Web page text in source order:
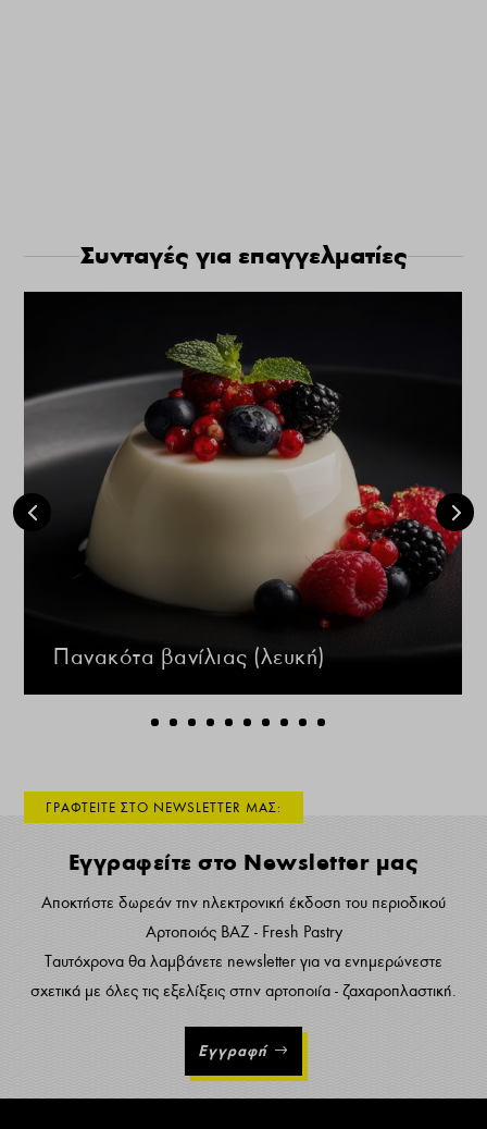
Συνταγές για επαγγελματίες
Πανακότα βανίλιας (λευκή)
ΓΡΑΦΤΕΙΤΕ ΣΤΟ NEWSLETTER ΜΑΣ:
Εγγραφείτε στο Newsletter μας
Αποκτήστε δωρεάν την ηλεκτρονική έκδοση του περιοδικού
Αρτοποιός ΒΑΖ - Fresh Pastry
Ταυτόχρονα θα λαμβάνετε newsletter για να ενημερώνεστε
σχετικά με όλες τις εξελίξεις στην αρτοποιία - ζαχαροπλαστική.
Εγγραφή